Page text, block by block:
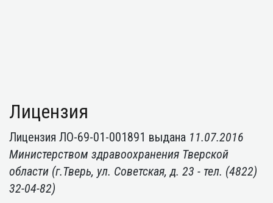
Лицензия
Лицензия ЛО-69-01-001891 выдана 11.07.2016
Министерством здравоохранения Тверской
области (г.Тверь, ул. Советская, д. 23 - тел. (4822)
32-04-82)